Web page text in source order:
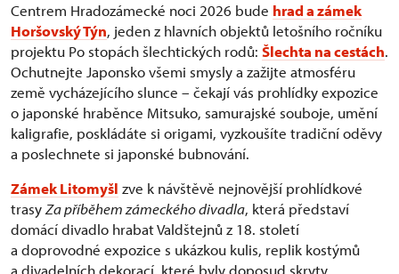
Centrem Hradozámecké noci 2026 bude hrad a zámek
Horšovský Týn, jeden z hlavních objektů letošního ročníku
projektu Po stopách šlechtických rodů: Šlechta na cestách.
Ochutnejte Japonsko všemi smysly a zažijte atmosféru
země vycházejícího slunce – čekají vás prohlídky expozice
o japonské hraběnce Mitsuko, samurajské souboje, umění
kaligrafie, poskládáte si origami, vyzkoušíte tradiční oděvy
a poslechnete si japonské bubnování.
Zámek Litomyšl zve k návštěvě nejnovější prohlídkové
trasyZa příběhem zámeckého divadla, která představí
domácí divadlo hrabat Valdštejnů z 18. století
a doprovodné expozice s ukázkou kulis, replik kostýmů
a divadelních dekorací, které byly doposud skryty